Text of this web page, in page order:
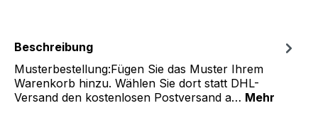
Beschreibung
Musterbestellung:Fügen Sie das Muster Ihrem
Warenkorb hinzu. Wählen Sie dort statt DHL-
Versand den kostenlosen Postversand a… Mehr